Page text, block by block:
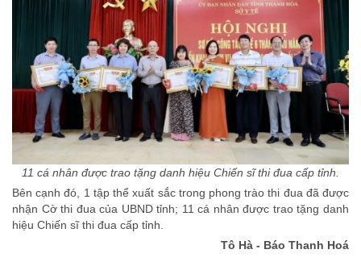
11 cá nhân được trao tặng danh hiệu Chiến sĩ thi đua cấp tỉnh.
Bên cạnh đó, 1 tập thể xuất sắc trong phong trào thi đua đã được
nhận Cờ thi đua của UBND tỉnh; 11 cá nhân được trao tặng danh
hiệu Chiến sĩ thi đua cấp tỉnh.
Tô Hà - Báo Thanh Hoá